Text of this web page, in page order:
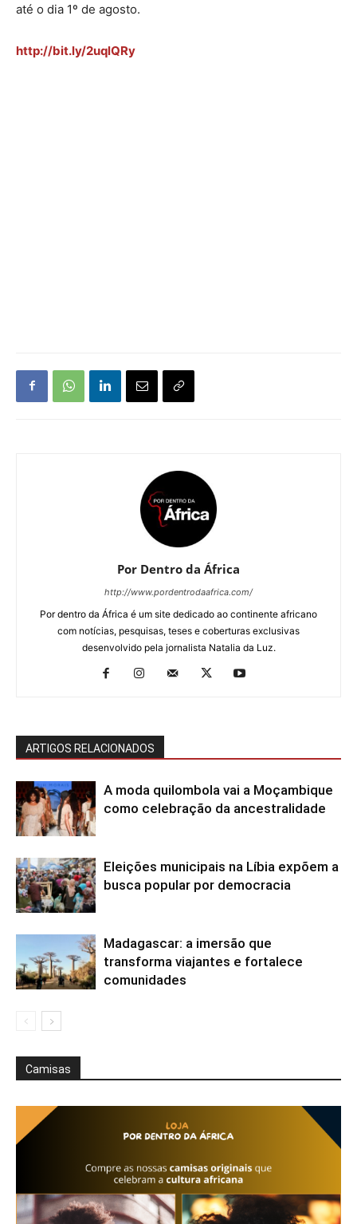
até o dia 1º de agosto.
http://bit.ly/2uqlQRy
Por Dentro da África
http://www.pordentrodaafrica.com/
Por dentro da África é um site dedicado ao continente africano
com notícias, pesquisas, teses e coberturas exclusivas
desenvolvido pela jornalista Natalia da Luz.
ARTIGOS RELACIONADOS
A moda quilombola vai a Moçambique
como celebração da ancestralidade
Eleições municipais na Líbia expõem a
busca popular por democracia
Madagascar: a imersão que
transforma viajantes e fortalece
comunidades
Camisas